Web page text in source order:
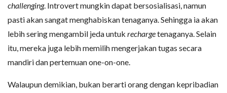
challenging. Introvert mungkin dapat bersosialisasi, namun
pasti akan sangat menghabiskan tenaganya. Sehingga ia akan
lebih sering mengambil jeda untuk rechargetenaganya. Selain
itu, mereka juga lebih memilih mengerjakan tugas secara
mandiri dan pertemuan one-on-one.
Walaupun demikian, bukan berarti orang dengan kepribadian